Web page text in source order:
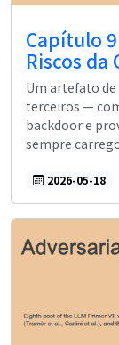
Capítulo
Riscos
Um artefato
terceiros —
backdoor e
sempre
2026-05-18